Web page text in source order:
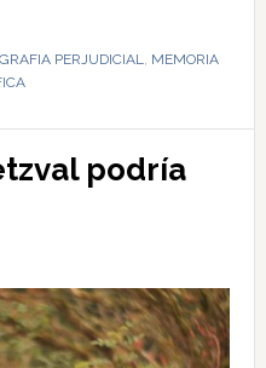
PERJUDICIAL, MEMORIA
podría